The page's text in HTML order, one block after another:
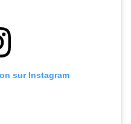
sur Instagram